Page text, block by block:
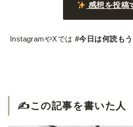
感想を投稿
InstagramやXでは#今日は何読もう
✍️この記事を書いた人